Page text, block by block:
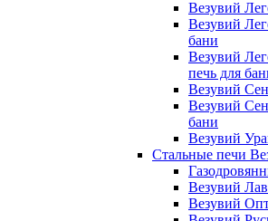
Везувий
Везувий
бани
Везувий
печь для
Везувий
Везувий
бани
Везувий
Стальные печи
Везувий
Везувий